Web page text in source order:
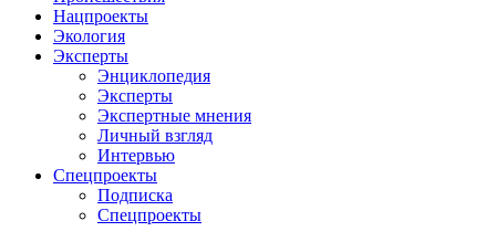
Нацпроекты
Экология
Эксперты
Энциклопедия
Эксперты
Экспертные мнения
Личный взгляд
Интервью
Спецпроекты
Подписка
Спецпроекты